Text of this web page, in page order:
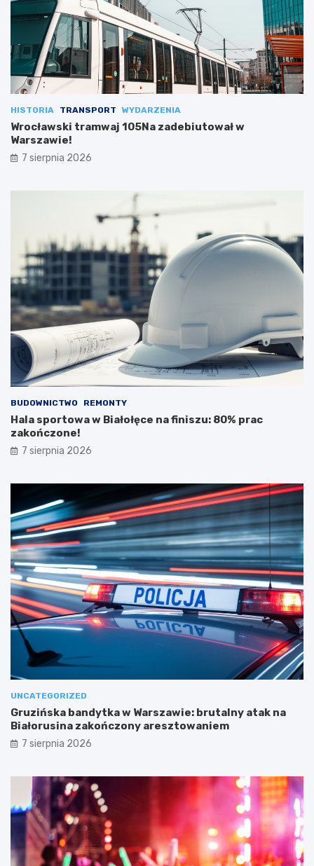
HISTORIA TRANSPORT WYDARZENIA
Wrocławski tramwaj 105Na zadebiutował w
Warszawie!
7 sierpnia 2026
BUDOWNICTWO REMONTY
Hala sportowa w Białołęce na finiszu: 80% prac
zakończone!
7 sierpnia 2026
UNCATEGORIZED
Gruzińska bandytka w Warszawie: brutalny atak na
Białorusina zakończony aresztowaniem
7 sierpnia 2026